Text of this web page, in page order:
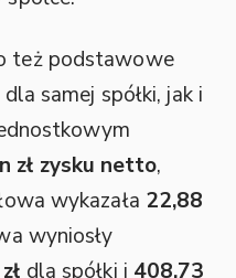
też podstawowe
samej spółki, jak i
zł zysku netto,
wykazała 22,88
wyniosły
dla spółki i 408,73